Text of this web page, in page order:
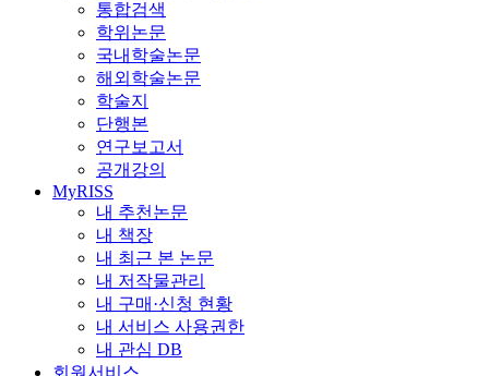
통합검색
학위논문
국내학술논문
해외학술논문
학술지
단행본
연구보고서
공개강의
MyRISS
내 추천논문
내 책장
내 최근 본 논문
내 저작물관리
내 구매·신청 현황
내 서비스 사용권한
내 관심 DB